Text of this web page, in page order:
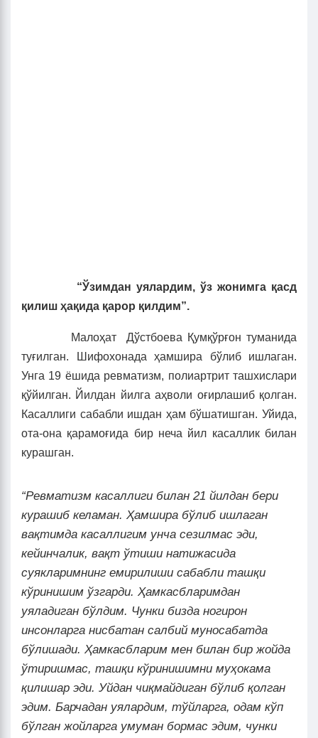
“Ўзимдан уялардим, ўз жонимга қасд
қилиш ҳақида қарор қилдим”.
Малоҳат Дўстбоева Қумқўрғон туманида
туғилган. Шифохонада ҳамшира бўлиб ишлаган.
Унга 19 ёшида ревматизм, полиартрит ташхислари
қўйилган. Йилдан йилга аҳволи оғирлашиб қолган.
Касаллиги сабабли ишдан ҳам бўшатишган. Уйида,
ота-она қарамоғида бир неча йил касаллик билан
курашган.
“Ревматизм касаллиги билан 21 йилдан бери
курашиб келаман. Ҳамшира бўлиб ишлаган
вақтимда касаллигим унча сезилмас эди,
кейинчалик, вақт ўтиши натижасида
суякларимнинг емирилиши сабабли ташқи
кўринишим ўзгарди. Ҳамкасбларимдан
уяладиган бўлдим. Чунки бизда ногирон
инсонларга нисбатан салбий муносабатда
бўлишади. Ҳамкасбларим мен билан бир жойда
ўтиришмас, ташқи кўринишимни муҳокама
қилишар эди. Уйдан чиқмайдиган бўлиб қолган
эдим. Барчадан уялардим, тўйларга, одам кўп
бўлган жойларга умуман бормас эдим, чунки